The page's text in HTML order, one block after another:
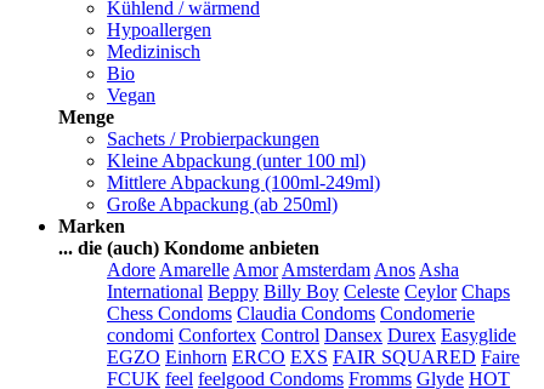
Kühlend / wärmend
Hypoallergen
Medizinisch
Bio
Vegan
Menge
Sachets / Probierpackungen
Kleine Abpackung (unter 100 ml)
Mittlere Abpackung (100ml-249ml)
Große Abpackung (ab 250ml)
Marken
... die (auch) Kondome anbieten
Adore Amarelle Amor Amsterdam Anos Asha
International Beppy Billy Boy Celeste Ceylor Chaps
Chess Condoms Claudia Condoms Condomerie
condomi Confortex Control Dansex Durex Easyglide
EGZO Einhorn ERCO EXS FAIR SQUARED Faire
FCUK feel feelgood Condoms Fromms Glyde HOT